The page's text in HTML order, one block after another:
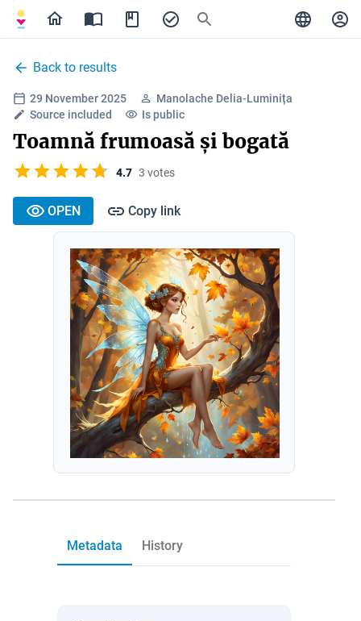
Back to results
29 November 2025
Manolache Delia-Luminița
Source included
Is public
Toamnă frumoasă și bogată
4.7 3 votes
OPEN Copy link
Metadata History